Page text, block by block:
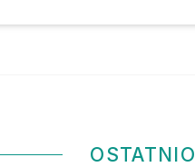
OSTATNIO